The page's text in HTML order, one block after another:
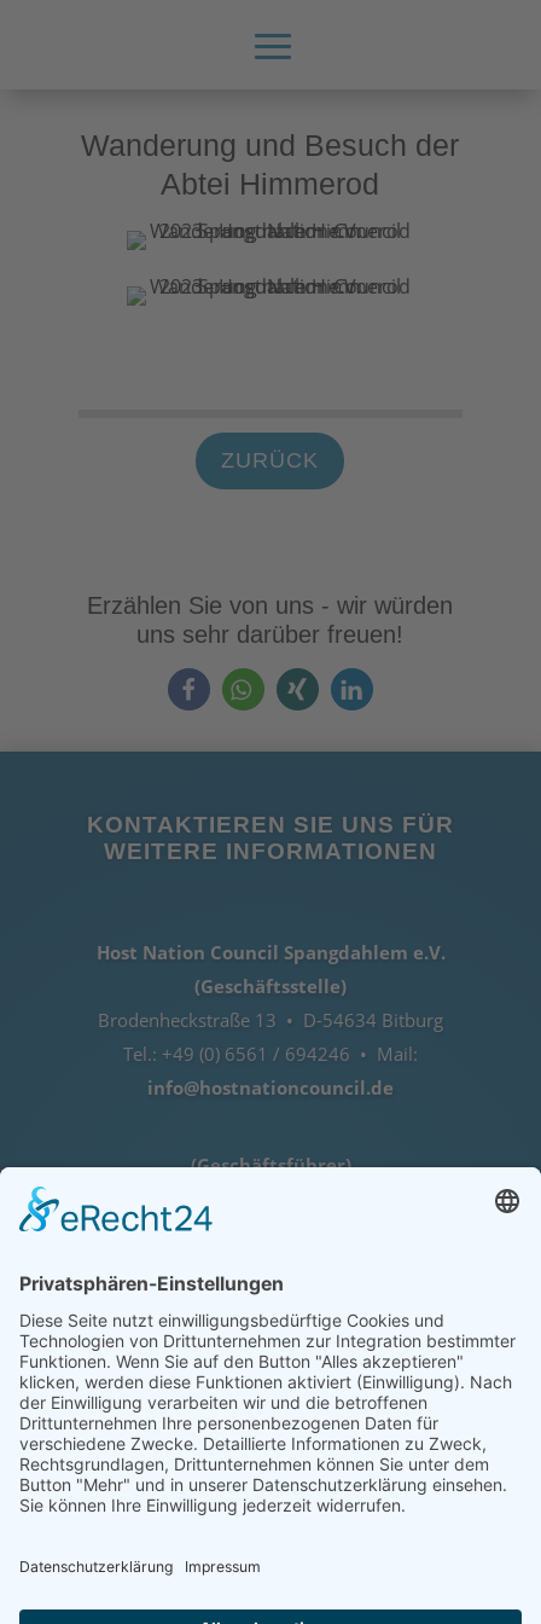
Wanderung und Besuch der
Abtei Himmerod
ZURÜCK
Erzählen Sie von uns - wir würden
uns sehr darüber freuen!
KONTAKTIEREN SIE UNS FÜR
WEITERE INFORMATIONEN
Host Nation Council Spangdahlem e.V.
(Geschäftsstelle)
Brodenheckstraße 13 • D-54634 Bitburg
Tel.: +49 (0) 6561 / 694246 • Mail:
info@hostnationcouncil.de
(Geschäftsführer)
Tel.: +49 (0) 172 / 6842635
Öffnungszeiten
nach telefonischer Vereinbarung
COOKIE-EINSTELLUNGEN | COOKIE